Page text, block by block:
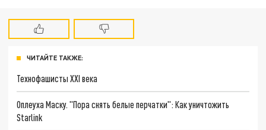
ЧИТАЙТЕ ТАКЖЕ:
Технофашисты XXI века
Оплеуха Маску. "Пора снять белые перчатки": Как уничтожить
Starlink